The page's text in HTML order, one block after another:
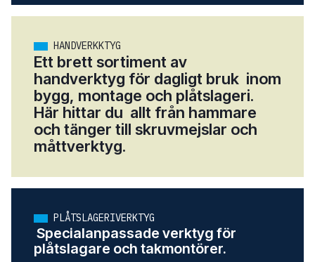
HANDVERKKTYG
Ett brett sortiment av
handverktyg för dagligt bruk inom
bygg, montage och plåtslageri.
Här hittar du allt från hammare
och tänger till skruvmejslar och
måttverktyg.
PLÅTSLAGERIVERKTYG
Specialanpassade verktyg för
plåtslagare och takmontörer.